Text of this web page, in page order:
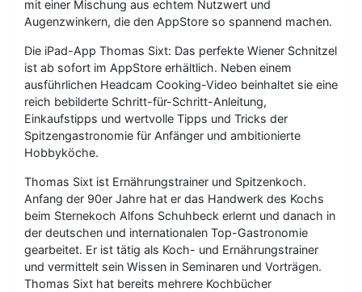
mit einer Mischung aus echtem Nutzwert und
Augenzwinkern, die den AppStore so spannend machen.
Die iPad-App Thomas Sixt: Das perfekte Wiener Schnitzel
ist ab sofort im AppStore erhältlich. Neben einem
ausführlichen Headcam Cooking-Video beinhaltet sie eine
reich bebilderte Schritt-für-Schritt-Anleitung,
Einkaufstipps und wertvolle Tipps und Tricks der
Spitzengastronomie für Anfänger und ambitionierte
Hobbyköche.
Thomas Sixt ist Ernährungstrainer und Spitzenkoch.
Anfang der 90er Jahre hat er das Handwerk des Kochs
beim Sternekoch Alfons Schuhbeck erlernt und danach in
der deutschen und internationalen Top-Gastronomie
gearbeitet. Er ist tätig als Koch- und Ernährungstrainer
und vermittelt sein Wissen in Seminaren und Vorträgen.
Thomas Sixt hat bereits mehrere Kochbücher